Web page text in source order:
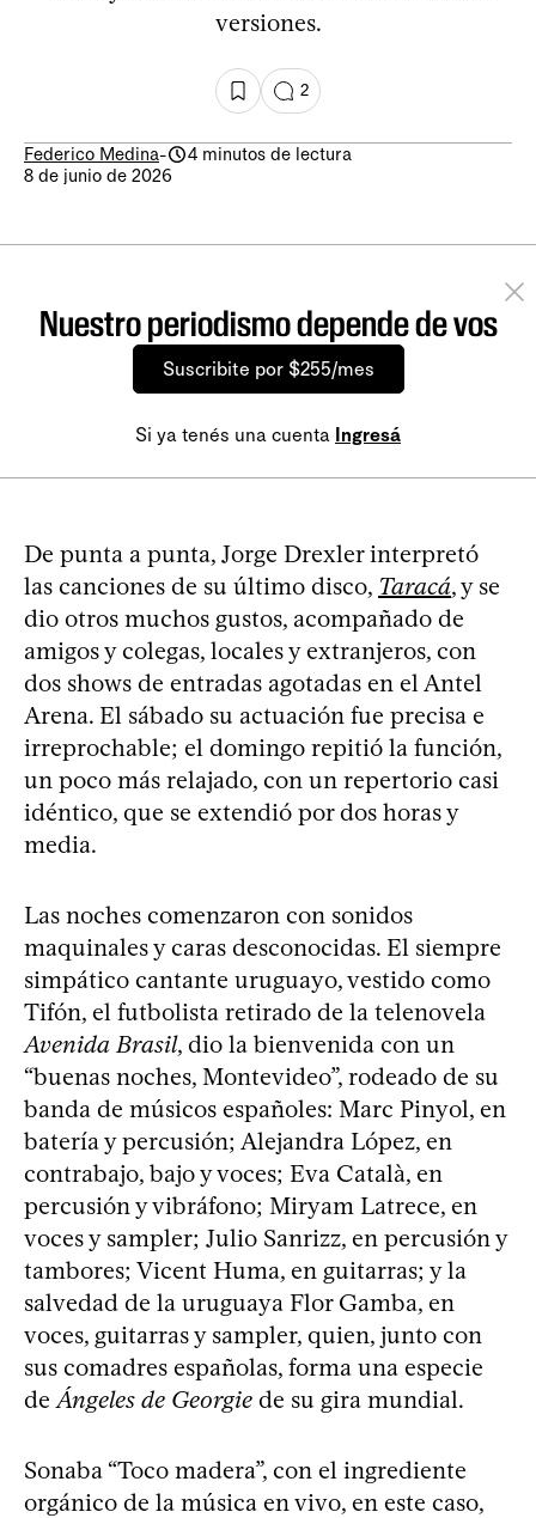
versiones.
2
Federico Medina-
4 minutos de lectura
8 de junio de 2026
Nuestro periodismo depende de vos
Suscribite por $255/mes
Si ya tenés una cuenta Ingresá
De punta a punta, Jorge Drexler interpretó
las canciones de su último disco, Taracá, y se
dio otros muchos gustos, acompañado de
amigos y colegas, locales y extranjeros, con
dos shows de entradas agotadas en el Antel
Arena. El sábado su actuación fue precisa e
irreprochable; el domingo repitió la función,
un poco más relajado, con un repertorio casi
idéntico, que se extendió por dos horas y
media.
Las noches comenzaron con sonidos
maquinales y caras desconocidas. El siempre
simpático cantante uruguayo, vestido como
Tifón, el futbolista retirado de la telenovela
Avenida Brasil, dio la bienvenida con un
“buenas noches, Montevideo”, rodeado de su
banda de músicos españoles: Marc Pinyol, en
batería y percusión; Alejandra López, en
contrabajo, bajo y voces; Eva Català, en
percusión y vibráfono; Miryam Latrece, en
voces y sampler; Julio Sanrizz, en percusión y
tambores; Vicent Huma, en guitarras; y la
salvedad de la uruguaya Flor Gamba, en
voces, guitarras y sampler, quien, junto con
sus comadres españolas, forma una especie
de Ángeles de Georgie de su gira mundial.
Sonaba “Toco madera”, con el ingrediente
orgánico de la música en vivo, en este caso,